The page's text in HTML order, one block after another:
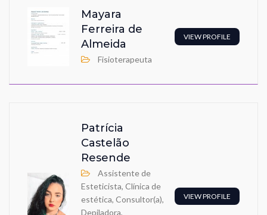
Mayara
Ferreira de
Almeida
Fisioterapeuta
VIEW PROFILE
Patrícia
Castelão
Resende
Assistente de
Esteticista, Clínica de
estética, Consultor(a),
Depiladora,
VIEW PROFILE